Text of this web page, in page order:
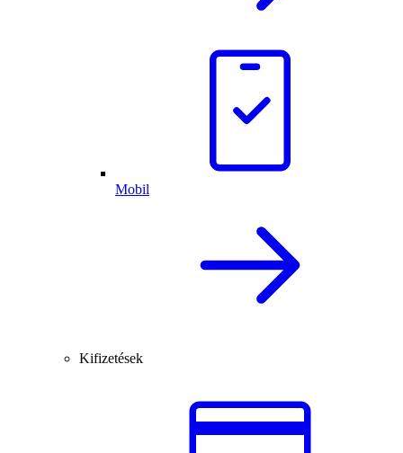
Mobil
Kifizetések